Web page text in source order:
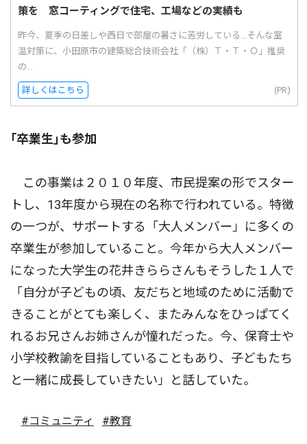
策を 窓コーティングで住宅、工場などの実績も
昨今、夏季の日差しや西日で部屋の暑さに苦労している...そんな室
温対策に、小田原市の建築総合技術会社「（株）Ｔ・Ｔ・Ｏ」推奨
の...
詳しくはこちら (PR)
｢卒業生｣も参加
この事業は２０１０年度、市民提案の形でスター
トし、13年度から現在の名称で行われている。特徴
の一つが、サポートする「大人メンバー」に多くの
卒業生が参加していること。今年から大人メンバー
になった大学生の花井きららさんもそうした１人で
「自分が子どもの頃、友だちと地域のために活動で
きることがとても楽しく、またみんなをひっぱてく
れるお兄さんお姉さんが憧れだった。今、保育士や
小学校教諭を目指していることもあり、子どもたち
と一緒に成長していきたい」と話していた。
#コミュニティ #教育